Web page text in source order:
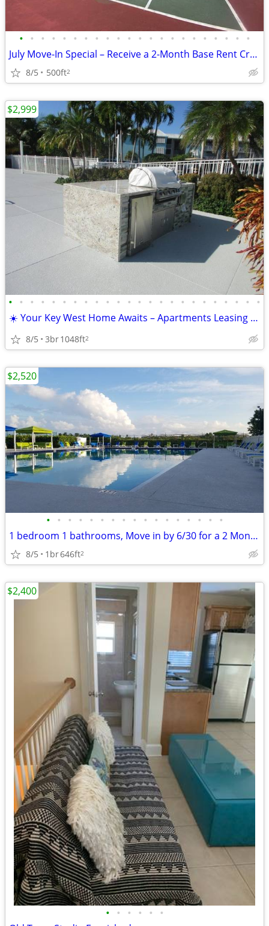
• • • • • • • • • • • • • • • • • • • • • •
July Move-In Special – Receive a 2-Month Base Rent Credit!
8/5 500ft2
• • • • • • • • • • • • • • • • • • • • • • • •
☀️ Your Key West Home Awaits – Apartments Leasing Now!
8/5 3br1048ft2
$2,999
• • • • • • • • • • • • • • • • •
1 bedroom 1 bathrooms, Move in by 6/30 for a 2 Months Base rent credit
8/5 1br646ft2
$2,520
• • • • • •
$2,400